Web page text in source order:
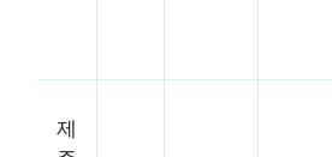
제